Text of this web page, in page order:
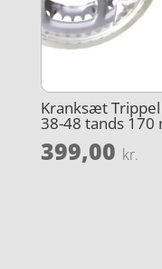
Kranksæt
38-48 tands 170
399,00 kr.